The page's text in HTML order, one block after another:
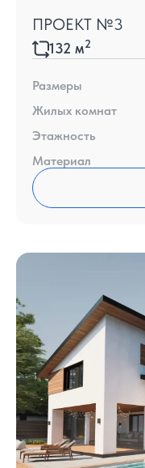
ПРОЕКТ №3
132 м2
Размеры
Жилых комнат
Этажность
Материал